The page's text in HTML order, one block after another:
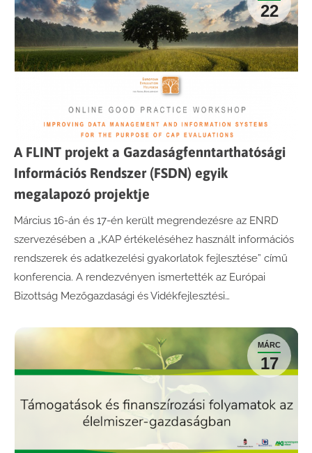
22
A FLINT projekt a Gazdaságfenntarthatósági
Információs Rendszer (FSDN) egyik
megalapozó projektje
Március 16-án és 17-én került megrendezésre az ENRD
szervezésében a „KAP értékeléséhez használt információs
rendszerek és adatkezelési gyakorlatok fejlesztése” című
konferencia. A rendezvényen ismertették az Európai
Bizottság Mezőgazdasági és Vidékfejlesztési…
MÁRC
17